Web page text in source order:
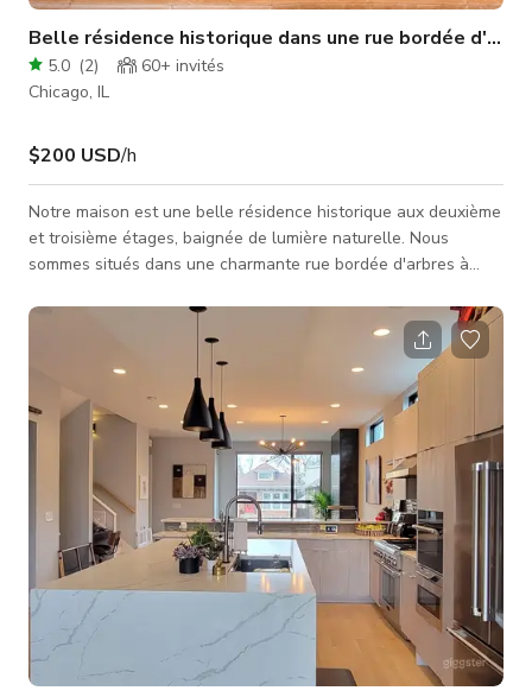
Belle résidence historique dans une rue bordée
5.0 (2) 60+ invités
Chicago, IL
$200 USD/h
Notre maison est une belle résidence historique aux deuxième
et troisième étages, baignée de lumière naturelle. Nous
sommes situés dans une charmante rue bordée d'arbres à
Notre salon dispose de fenêtres en baie et de bibliothèques
du sol au plafond originales de notre maison, construite en
1850. En plus du magnifique salon, le rez-de-chaussée
comprend deux chambres (dont une grande nurserie et salle
de jeux), une sal